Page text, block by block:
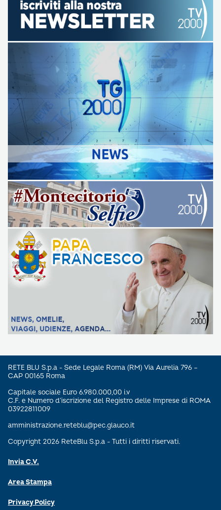
RETE BLU S.p.a - Sede Legale Roma (RM) Via Aurelia 796 –
CAP 00165 Roma
Capitale sociale Euro 6.980.000,00 i.v
C.F. e Numero d’iscrizione del Registro delle Imprese di ROMA
03922811009
amministrazione.reteblu@pec.glauco.it
Copyright 2026 ReteBlu S.p.a - Tutti i diritti riservati.
Invia C.V.
Area Stampa
Privacy Policy